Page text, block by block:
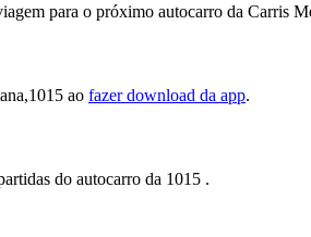
para o próximo autocarro da Carris
ao fazer download da app.
do autocarro da 1015 .